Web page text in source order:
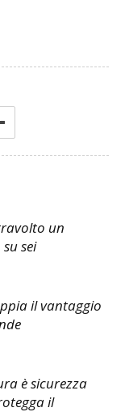
un
sei
il vantaggio
è sicurezza
il